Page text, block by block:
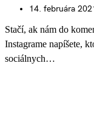
14. februára
Stačí, ak nám do
Instagrame napíšete,
sociálnych…